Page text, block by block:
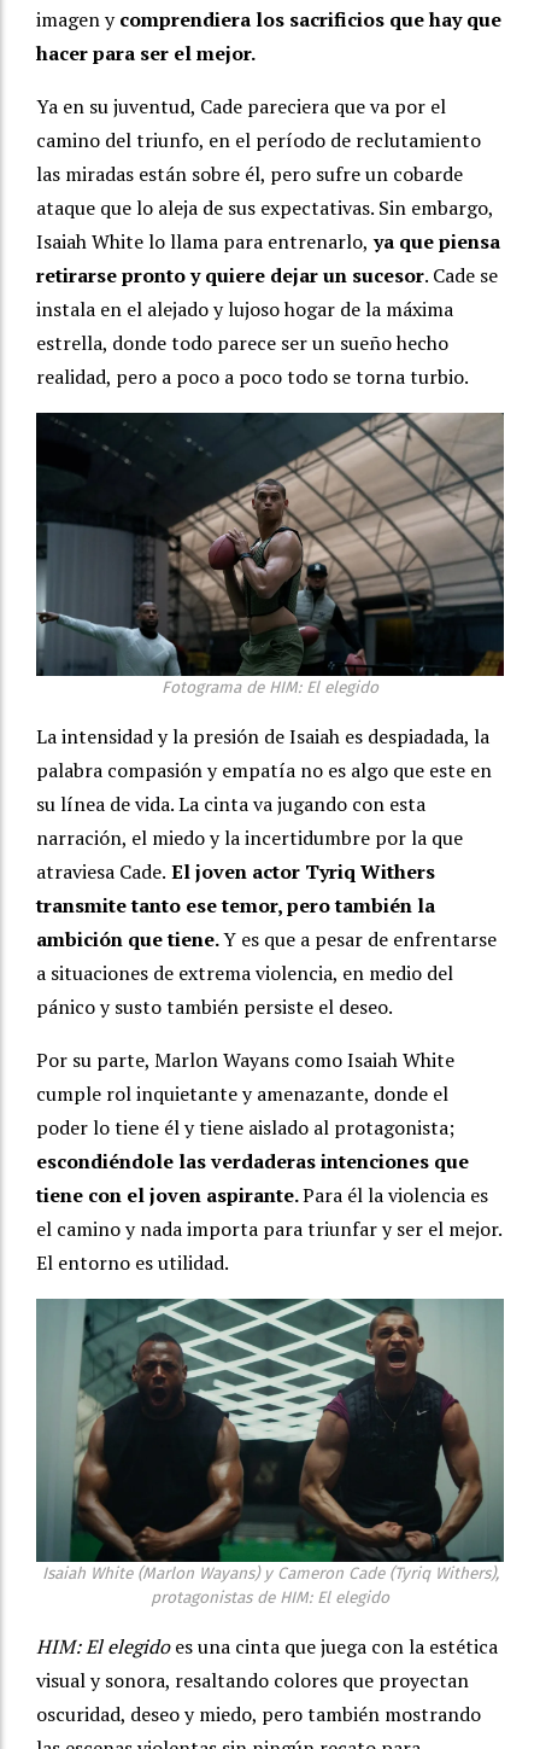
imagen ycomprendiera los sacrificios que hay que
hacer para ser el mejor.
Ya en su juventud, Cade pareciera que va por el
camino del triunfo, en el período de reclutamiento
las miradas están sobre él, pero sufre un cobarde
ataque que lo aleja de sus expectativas. Sin embargo,
Isaiah White lo llama para entrenarlo, ya que piensa
retirarse pronto y quiere dejar un sucesor. Cade se
instala en el alejado y lujoso hogar de la máxima
estrella, donde todo parece ser un sueño hecho
realidad, pero a poco a poco todo se torna turbio.
Fotograma de HIM: El elegido
La intensidad y la presión de Isaiah es despiadada, la
palabra compasión y empatía no es algo que este en
su línea de vida. La cinta va jugando con esta
narración, el miedo y la incertidumbre por la que
atraviesa Cade. El joven actor Tyriq Withers
transmite tanto ese temor, pero también la
ambición que tiene.Y es que a pesar de enfrentarse
a situaciones de extrema violencia, en medio del
pánico y susto también persiste el deseo.
Por su parte, Marlon Wayans como Isaiah White
cumple rol inquietante y amenazante, donde el
poder lo tiene él y tiene aislado al protagonista;
escondiéndole las verdaderas intenciones que
tiene con el joven aspirante.Para él la violencia es
el camino y nada importa para triunfar y ser el mejor.
El entorno es utilidad.
Isaiah White (Marlon Wayans) y Cameron Cade (Tyriq Withers),
protagonistas de HIM: El elegido
HIM: El elegidoes una cinta que juega con la estética
visual y sonora, resaltando colores que proyectan
oscuridad, deseo y miedo, pero también mostrando